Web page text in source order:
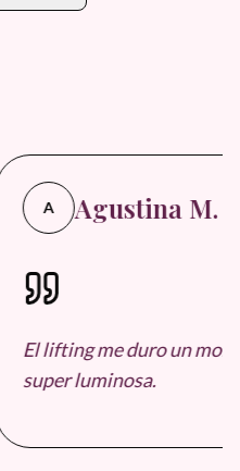
A Agustina M.
El lifting me duro un
super luminosa.